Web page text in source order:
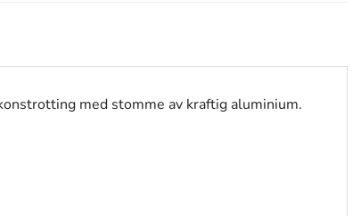
med stomme av kraftig aluminium.